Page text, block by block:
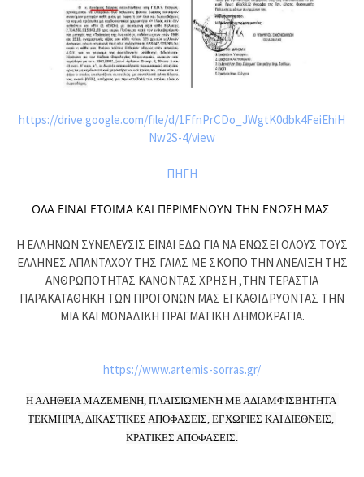
https://drive.google.com/file/d/1FfnPrCDo_JWgtK0dbk4FeiEhiH
Nw2S-4/view
ΠΗΓΗ
ΟΛΑ ΕΙΝΑΙ ΕΤΟΙΜΑ ΚΑΙ ΠΕΡΙΜΕΝΟΥΝ ΤΗΝ ΕΝΩΣΗ ΜΑΣ
Η ΕΛΛΗΝΩΝ ΣΥΝΕΛΕΥΣΙΣ ΕΙΝΑΙ ΕΔΩ ΓΙΑ ΝΑ ΕΝΩΣΕΙ ΟΛΟΥΣ ΤΟΥΣ
ΕΛΛΗΝΕΣ ΑΠΑΝΤΑΧΟΥ ΤΗΣ ΓΑΙΑΣ ΜΕ ΣΚΟΠΟ ΤΗΝ ΑΝΕΛΙΞΗ ΤΗΣ
ΑΝΘΡΩΠΟΤΗΤΑΣ ΚΑΝΟΝΤΑΣ ΧΡΗΣΗ ,ΤΗΝ ΤΕΡΑΣΤΙΑ
ΠΑΡΑΚΑΤΑΘΗΚΗ ΤΩΝ ΠΡΟΓΟΝΩΝ ΜΑΣ ΕΓΚΑΘΙΔΡΥΟΝΤΑΣ ΤΗΝ
ΜΙΑ ΚΑΙ ΜΟΝΑΔΙΚΗ ΠΡΑΓΜΑΤΙΚΗ ΔΗΜΟΚΡΑΤΙΑ.
https://www.artemis-sorras.gr/
Η ΑΛΗΘΕΙΑ ΜΑΖΕΜΕΝΗ, ΠΛΑΙΣΙΩΜΕΝΗ ΜΕ ΑΔΙΑΜΦΙΣΒΗΤΗΤΑ
ΤΕΚΜΗΡΙΑ, ΔΙΚΑΣΤΙΚΕΣ ΑΠΟΦΑΣΕΙΣ, ΕΓΧΩΡΙΕΣ ΚΑΙ ΔΙΕΘΝΕΙΣ,
ΚΡΑΤΙΚΕΣ ΑΠΟΦΑΣΕΙΣ.